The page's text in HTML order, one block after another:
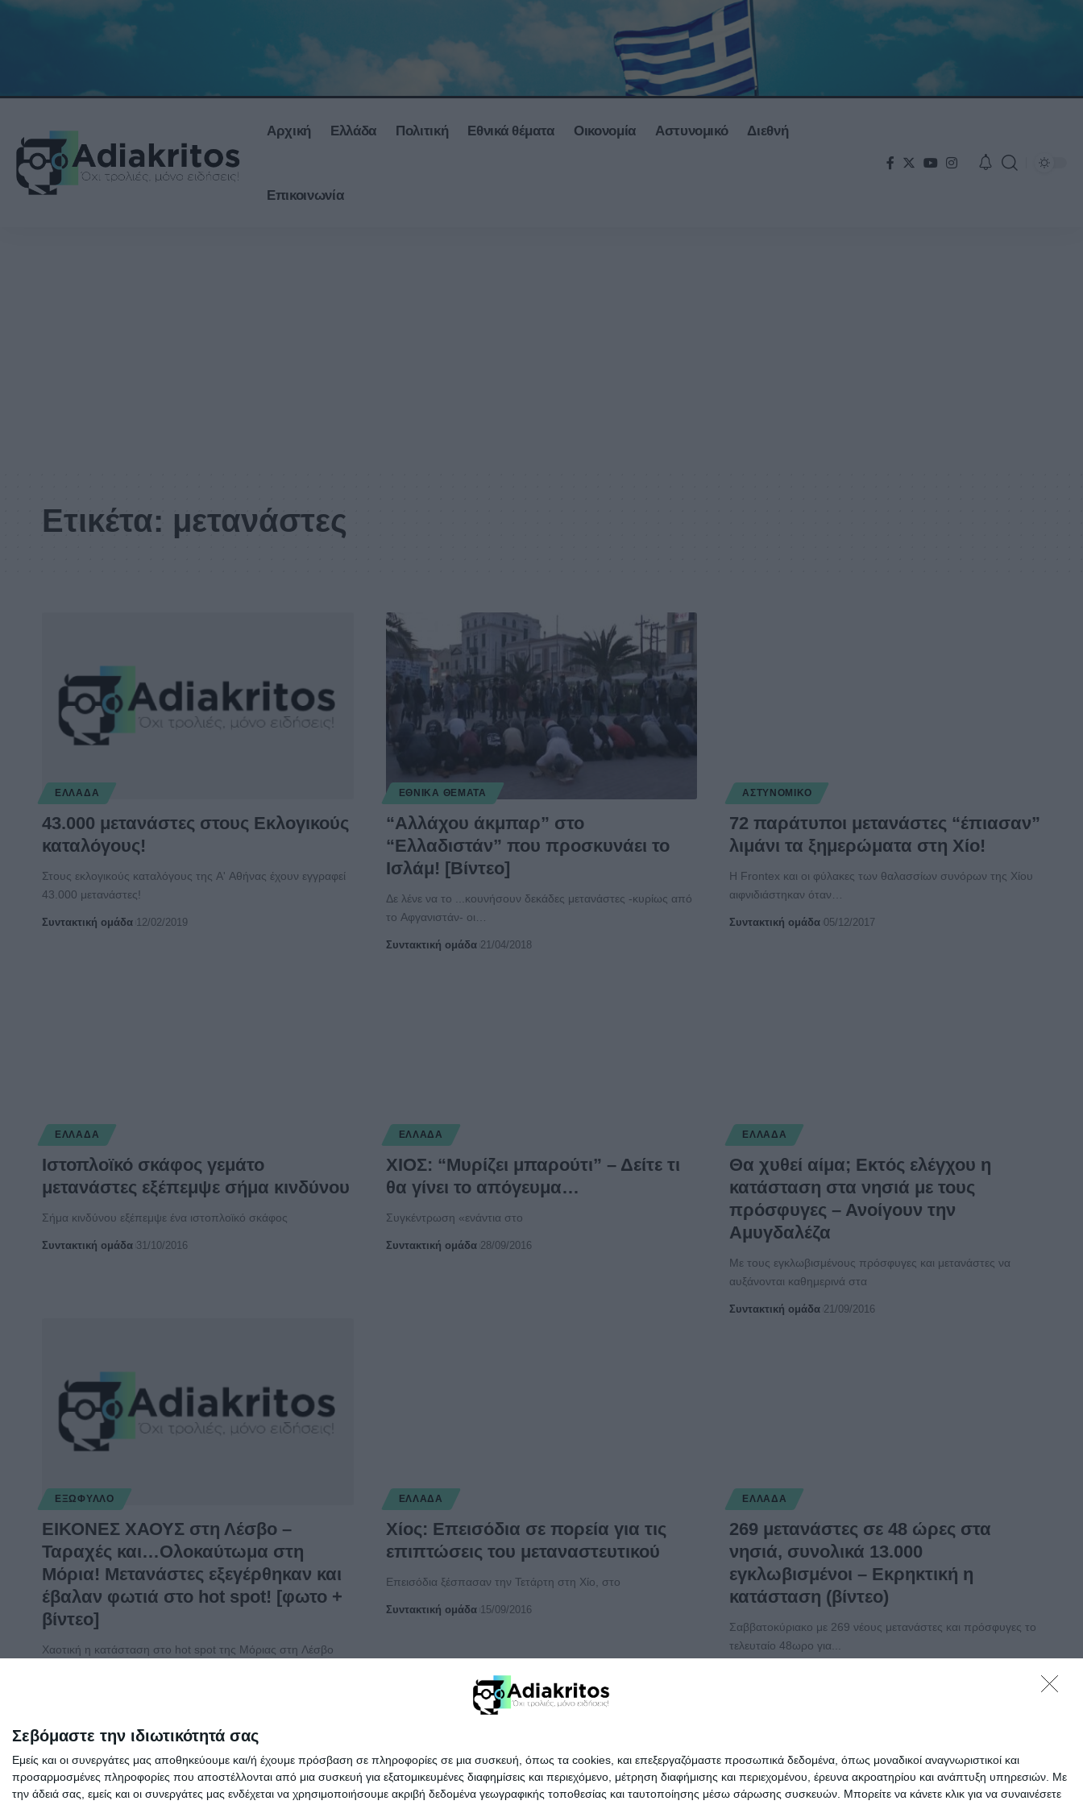
Σεβόμαστε την ιδιωτικότητά σας
Εμείς και οι συνεργάτες μας αποθηκεύουμε και/ή έχουμε πρόσβαση σε πληροφορίες σε μια συσκευή, όπως τα cookies, και επεξεργαζόμαστε προσωπικά δεδομένα, όπως μοναδικοί αναγνωριστικοί και
προσαρμοσμένες πληροφορίες που αποστέλλονται από μια συσκευή για εξατομικευμένες διαφημίσεις και περιεχόμενο, μέτρηση διαφήμισης και περιεχομένου, έρευνα ακροατηρίου και ανάπτυξη υπηρεσιών. Με
την άδειά σας, εμείς και οι συνεργάτες μας ενδέχεται να χρησιμοποιήσουμε ακριβή δεδομένα γεωγραφικής τοποθεσίας και ταυτοποίησης μέσω σάρωσης συσκευών. Μπορείτε να κάνετε κλικ για να συναινέσετε
Αρχική Ελλάδα Πολιτική Εθνικά θέματα Οικονομία Αστυνομικό Διεθνή
Επικοινωνία
Ετικέτα: μετανάστες
ΕΛΛΆΔΑ
43.000 μετανάστες στους Εκλογικούς
καταλόγους!
Στους εκλογικούς καταλόγους της Α' Αθήνας έχουν εγγραφεί
43.000 μετανάστες!
Συντακτική ομάδα 12/02/2019
ΕΘΝΙΚΆ ΘΈΜΑΤΑ
“Αλλάχου άκμπαρ” στο
“Ελλαδιστάν” που προσκυνάει το
Ισλάμ! [Βίντεο]
Δε λένε να το ...κουνήσουν δεκάδες μετανάστες -κυρίως από
το Αφγανιστάν- οι
Συντακτική ομάδα 21/04/2018
ΑΣΤΥΝΟΜΙΚΌ
72 παράτυποι μετανάστες “έπιασαν”
λιμάνι τα ξημερώματα στη Χίο!
Η Frontex και οι φύλακες των θαλασσίων συνόρων της Χίου
αιφνιδιάστηκαν όταν
Συντακτική ομάδα 05/12/2017
ΕΛΛΆΔΑ
Ιστοπλοϊκό σκάφος γεμάτο
μετανάστες εξέπεμψε σήμα κινδύνου
Σήμα κινδύνου εξέπεμψε ένα ιστοπλοϊκό σκάφος
Συντακτική ομάδα 31/10/2016
ΕΛΛΆΔΑ
ΧΙΟΣ: “Μυρίζει μπαρούτι” – Δείτε τι
θα γίνει το απόγευμα…
Συγκέντρωση «ενάντια στο
Συντακτική ομάδα 28/09/2016
ΕΛΛΆΔΑ
Θα χυθεί αίμα; Εκτός ελέγχου η
κατάσταση στα νησιά με τους
πρόσφυγες – Ανοίγουν την
Αμυγδαλέζα
Με τους εγκλωβισμένους πρόσφυγες και μετανάστες να
αυξάνονται καθημερινά στα
Συντακτική ομάδα 21/09/2016
ΕΞΏΦΥΛΛΟ
ΕΙΚΟΝΕΣ ΧΑΟΥΣ στη Λέσβο –
Ταραχές και…Ολοκαύτωμα στη
Μόρια! Μετανάστες εξεγέρθηκαν και
έβαλαν φωτιά στο hot spot! [φωτο +
βίντεο]
Χαοτική η κατάσταση στο hot spot της Μόριας στη Λέσβο
ΕΛΛΆΔΑ
Χίος: Επεισόδια σε πορεία για τις
επιπτώσεις του μεταναστευτικού
Επεισόδια ξέσπασαν την Τετάρτη στη Χίο, στο
Συντακτική ομάδα 15/09/2016
ΕΛΛΆΔΑ
269 μετανάστες σε 48 ώρες στα
νησιά, συνολικά 13.000
εγκλωβισμένοι – Εκρηκτική η
κατάσταση (βίντεο)
Σαββατοκύριακο με 269 νέους μετανάστες και πρόσφυγες το
τελευταίο 48ωρο για...